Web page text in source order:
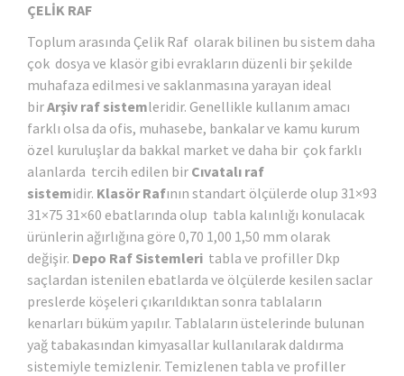
ÇELİK RAF
Toplum arasında Çelik Raf olarak bilinen bu sistem daha
çok dosya ve klasör gibi evrakların düzenli bir şekilde
muhafaza edilmesi ve saklanmasına yarayan ideal
birArşiv raf sistemleridir. Genellikle kullanım amacı
farklı olsa da ofis, muhasebe, bankalar ve kamu kurum
özel kuruluşlar da bakkal market ve daha bir çok farklı
alanlarda tercih edilen bir Cıvatalı raf
sistemidir. Klasör Rafının standart ölçülerde olup 31×93
31×75 31×60 ebatlarında olup tabla kalınlığı konulacak
ürünlerin ağırlığına göre 0,70 1,00 1,50 mm olarak
değişir. Depo Raf Sistemleri tabla ve profiller Dkp
saçlardan istenilen ebatlarda ve ölçülerde kesilen saclar
preslerde köşeleri çıkarıldıktan sonra tablaların
kenarları büküm yapılır. Tablaların üstelerinde bulunan
yağ tabakasından kimyasallar kullanılarak daldırma
sistemiyle temizlenir. Temizlenen tabla ve profiller